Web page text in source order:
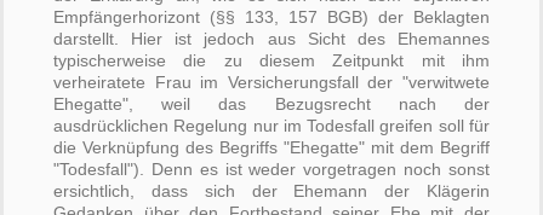
Empfängerhorizont (§§ 133, 157 BGB) der Beklagten
darstellt. Hier ist jedoch aus Sicht des Ehemannes
typischerweise die zu diesem Zeitpunkt mit ihm
verheiratete Frau im Versicherungsfall der "verwitwete
Ehegatte", weil das Bezugsrecht nach der
ausdrücklichen Regelung nur im Todesfall greifen soll für
die Verknüpfung des Begriffs "Ehegatte" mit dem Begriff
"Todesfall"). Denn es ist weder vorgetragen noch sonst
ersichtlich, dass sich der Ehemann der Klägerin